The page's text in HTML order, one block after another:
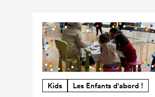
Kids Les Enfants d'abord !